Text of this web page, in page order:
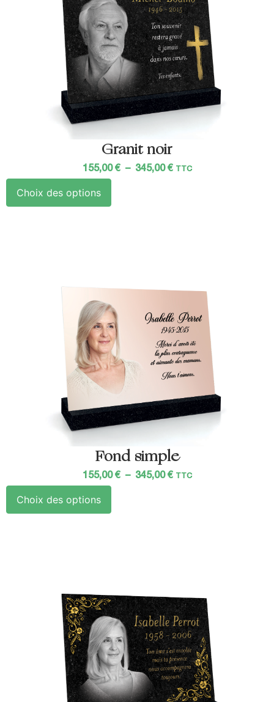
Granit noir
155,00 € – 345,00 € TTC
Choix des options
Fond simple
155,00 € – 345,00 € TTC
Choix des options